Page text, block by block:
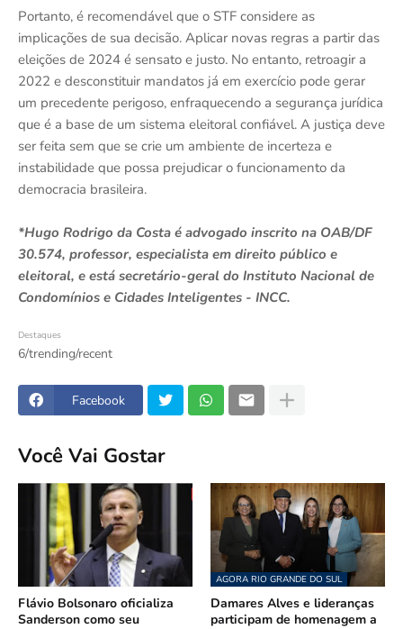
Portanto, é recomendável que o STF considere as
implicações de sua decisão. Aplicar novas regras a partir das
eleições de 2024 é sensato e justo. No entanto, retroagir a
2022 e desconstituir mandatos já em exercício pode gerar
um precedente perigoso, enfraquecendo a segurança jurídica
que é a base de um sistema eleitoral confiável. A justiça deve
ser feita sem que se crie um ambiente de incerteza e
instabilidade que possa prejudicar o funcionamento da
democracia brasileira.
*Hugo Rodrigo da Costa é advogado inscrito na OAB/DF
30.574, professor, especialista em direito público e
eleitoral, e está secretário-geral do Instituto Nacional de
Condomínios e Cidades Inteligentes - INCC.
Destaques
6/trending/recent
Facebook
Você Vai Gostar
Flávio Bolsonaro oficializa
Sanderson como seu
AGORA RIO GRANDE DO SUL
Damares Alves e lideranças
participam de homenagem a